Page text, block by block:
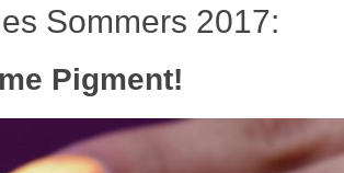
Sommers 2017:
Pigment!